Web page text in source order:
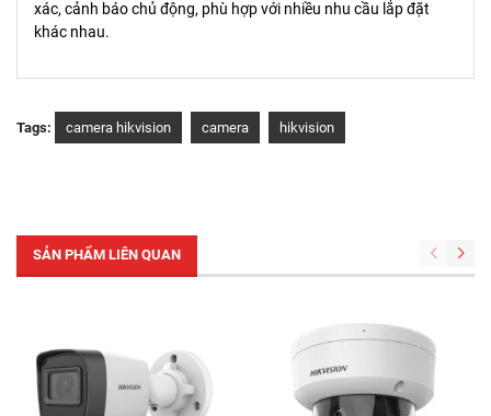
xác, cảnh báo chủ động, phù hợp với nhiều nhu cầu lắp đặt
khác nhau.
Tags: camera hikvision camera hikvision
SẢN PHẨM LIÊN QUAN